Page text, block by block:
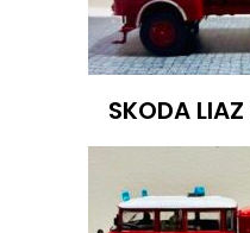
SKODA